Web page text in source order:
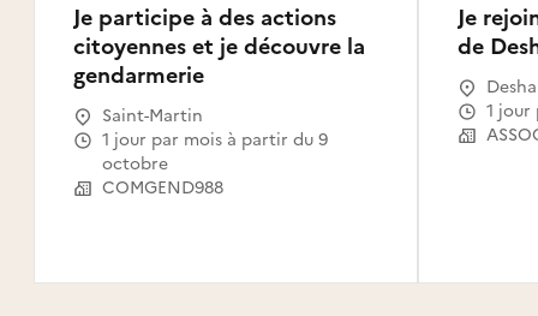
Je participe à des actions
citoyennes et je découvre la
gendarmerie
Saint-Martin
1 jour par mois à partir du 9
octobre
COMGEND988
Je
de
1